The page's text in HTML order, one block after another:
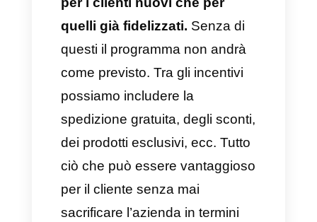
precedenza, le
raccomandazioni sono una
parte naturale dell’atto di
socializzare, ma
anche motivare queste azioni:
il cliente dovrebbe continuare
a comprare e quello nuovo